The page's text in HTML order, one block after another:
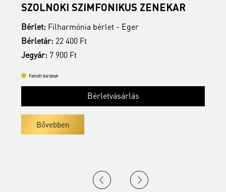
SZOLNOKI SZIMFONIKUS ZENEKAR
Bérlet: Filharmónia bérlet - Eger
Bérletár: 22 400 Ft
Jegyár: 7 900 Ft
Felnőtt bérletek
Bérletvásárlás
Bővebben